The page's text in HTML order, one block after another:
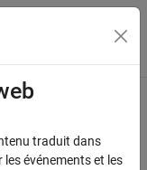
du menu
traduit dans
événements et les